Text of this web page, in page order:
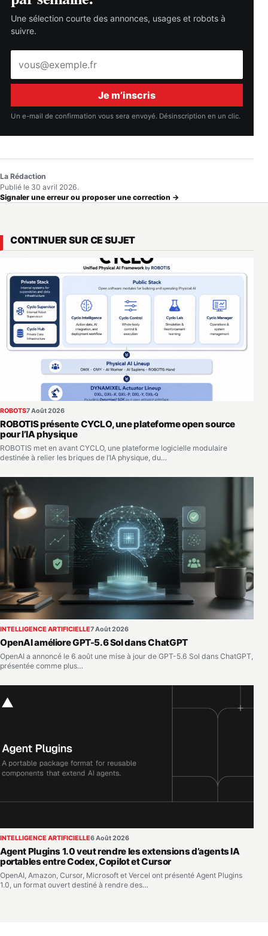
Une sélection courte des annonces, usages et robots à
suivre.
mail
Je m’inscris
Un e-mail de confirmation vous sera envoyé. Désinscription en un clic.
La Rédaction
Publié le 30 avril 2026.
Signaler une erreur ou proposer une correction →
CONTINUER SUR CE SUJET
ROBOTS7 Août 2026
ROBOTIS présente CYCLO, une plateforme open source
pour l’IA physique
ROBOTIS met en avant CYCLO, une plateforme logicielle modulaire
destinée à relier les briques de l’IA physique, du…
INTELLIGENCE ARTIFICIELLE7 Août 2026
OpenAI améliore GPT-5.6 Sol dans ChatGPT
OpenAI a annoncé le 6 août une mise à jour de GPT-5.6 Sol dans ChatGPT,
présentée comme plus…
INTELLIGENCE ARTIFICIELLE6 Août 2026
Agent Plugins 1.0 veut rendre les extensions d’agents IA
portables entre Codex, Copilot et Cursor
OpenAI, Amazon, Cursor, Microsoft et Vercel ont présenté Agent Plugins
1.0, un format ouvert destiné à rendre des…